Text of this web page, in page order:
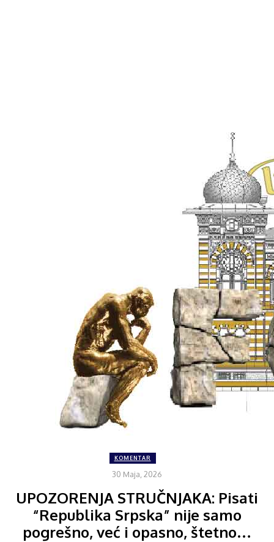
KOMENTAR
30 Maja, 2026
UPOZORENJA STRUČNJAKA: Pisati
“Republika Srpska” nije samo
pogrešno, već i opasno, štetno…